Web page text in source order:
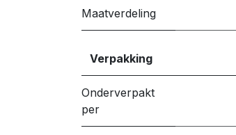
Maatverdeling
Verpakking
Onderverpakt
per